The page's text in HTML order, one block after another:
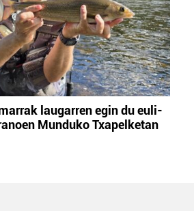
laugarren egin du euli-
Munduko Txapelketan